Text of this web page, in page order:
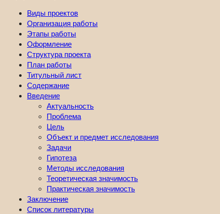
Виды проектов
Организация работы
Этапы работы
Оформление
Структура проекта
План работы
Титульный лист
Содержание
Введение
Актуальность
Проблема
Цель
Объект и предмет исследования
Задачи
Гипотеза
Методы исследования
Теоретическая значимость
Практическая значимость
Заключение
Список литературы